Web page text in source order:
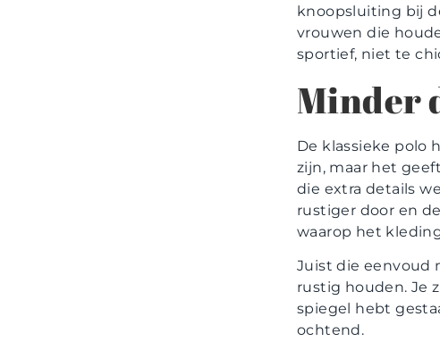
knoopsluiting bij
vrouwen die
sportief, niet te
Minder
De klassieke polo
zijn, maar het
die extra details
rustiger door en
waarop het
Juist die eenvoud
rustig houden. Je
spiegel hebt
ochtend.